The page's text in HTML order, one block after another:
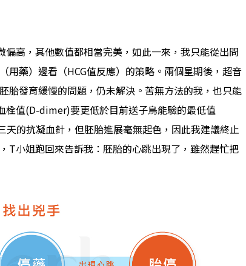
高，其他數值都相當完美，如此一來，我只能從出問
用藥）邊看（HCG值反應）的策略。兩個星期後，超音
胎發育緩慢的問題，仍未解決。苦無方法的我，也只能
值(D-dimer)要更低於目前送子鳥能驗的最低值
的抗凝血針，但胚胎進展毫無起色，因此我建議終止
T小姐跑回來告訴我：胚胎的心跳出現了，雖然趕忙把